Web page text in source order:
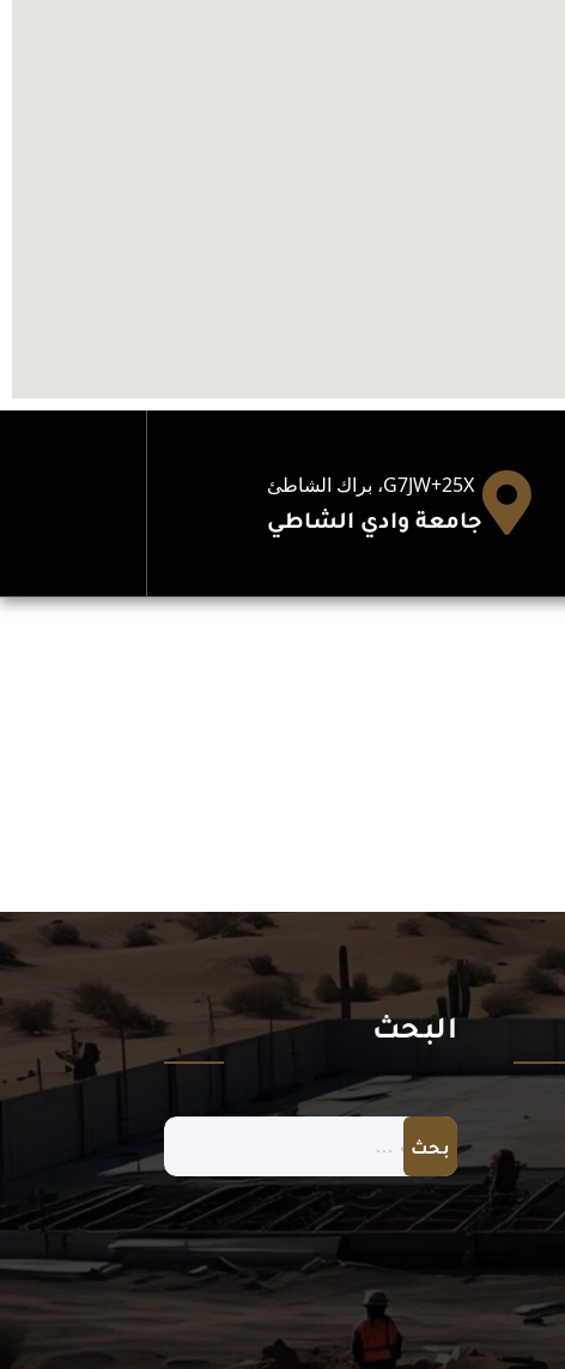
G7JW+25X، براك‎ الشاطئ
جامعة وادي الشاطي
البحث